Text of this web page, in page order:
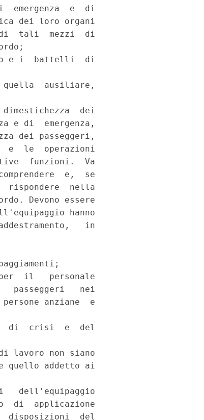
emergenza  e  di
dei loro organi
di  tali  mezzi  di
e i  battelli  di
ausiliare,
dei
e di  emergenza,
dei passeggeri,
e  le  operazioni
funzioni.  Va
e,  se
nella
Devono essere
hanno
in
il   personale
passeggeri   nei
anziane  e
di  crisi  e  del
lavoro non siano
addetto ai
dell'equipaggio
di  applicazione
disposizioni  del